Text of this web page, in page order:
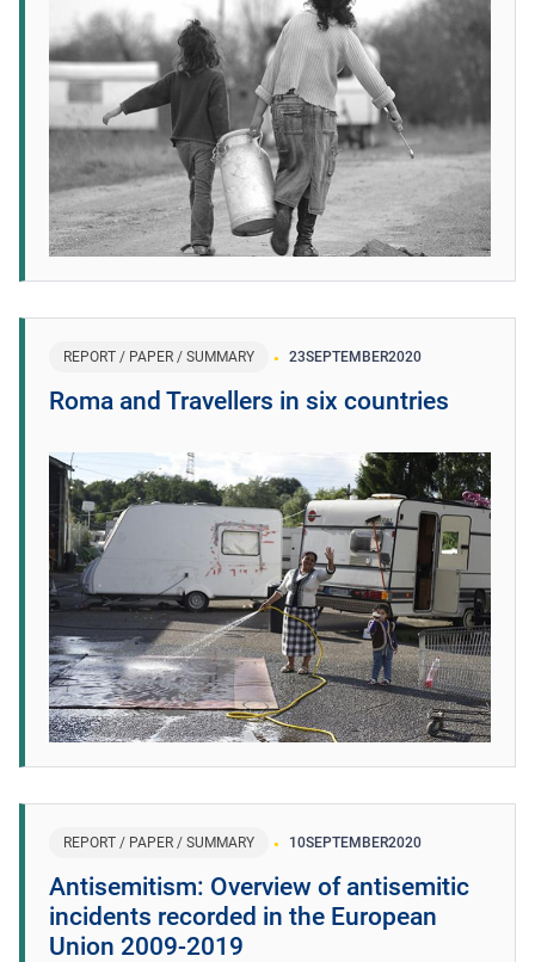
REPORT / PAPER / SUMMARY 23SEPTEMBER2020
Roma and Travellers in six countries
REPORT / PAPER / SUMMARY 10SEPTEMBER2020
Antisemitism: Overview of antisemitic
incidents recorded in the European
Union 2009-2019